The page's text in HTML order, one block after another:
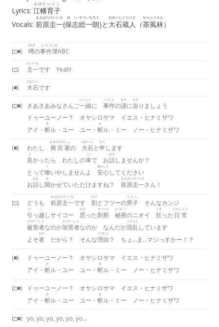
Lyrics: 江幡
えばた
育子
いくこ
Vocals: 前原
まえばら
圭一
けいいち
(保志
ほし
総一朗
そういちろう
)と 大石
おおいし
蔵人
くらうど
（茶風林
ちゃふうりん
）
(□■) 噂
うわさ
の事件簿
じけんぼ
ABC
(□) 圭一
けいいち
です Yeah!
(■) 大石
おおいし
です
(□■) さあさあみなさんご一緒
いっしょ
に 事件
じけん
の謎
なぞ
に迫
せま
りましょう
ドゥーユーノー？ オヤシロサマ イエス・ヒナミザワ
アイ・ 斬
き
ル・ユー ユー・ 斬
き
ル・ミー ノー・ヒナミザワ
(■) わたし 興宮署
おきのみやしょ
の 大石
おおいし
と申
もう
します
良
よ
かったら わたしの車
こと
で お話
はな
しませんか？
とって喰
く
いやしませんよ 安心
あんしん
してください
お話
はな
し聞
き
かせていただけますね？ 前原
まえばら
圭一
けいいち
さん！
(□) どうも 前原
まえばら
圭一
けいいち
です 割
わり
とフツーの男子
だんし
そんなカンジ
引
ひ
っ越
こ
しサイコー 思
おも
った刹那
せつな
秘密
ひみつ
のニオイ 狂
くる
った 日常
にちじょう
被害者
ひがいしゃ
なのか加害者
かがいしゃ
なのか なんだか混乱
こんらん
しています
よそ者
もの
だから？ そんな理由
りゆう
？ ちょ…ま…マジっすかー！？
(■)
ドゥーユーノー？ オヤシロサマ イエス・ヒナミザワ
アイ・ 斬
き
ル・ユー ユー・ 斬
き
ル・ミー ノー・ヒナミザワ
(□■)
ドゥーユーノー？ オヤシロサマ イエス・ヒナミザワ
アイ・ 斬
き
ル・ユー ユー・ 斬
き
ル・ミー ノー・ヒナミザワ
(□■) yo, yo, yo, yo, yo, yo…